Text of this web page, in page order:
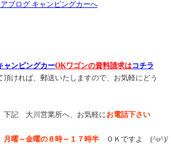
ャンピングカーOKワゴンの資料請求はコチラ
ければ、郵送いたしますので、お気軽にどう
下記 大川営業所へ、お気軽にお電話下さい
曜～金曜の８時～１７時半ＯＫですよ (^o^)/